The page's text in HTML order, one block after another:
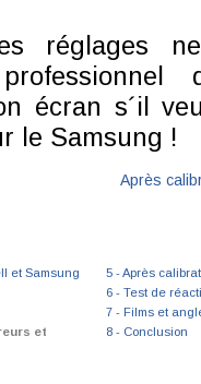
réglages
écran s´il
le Samsung !
Après
et Samsung
et
5 - Après
6 - Test de
7 - Films et
8 - Conclusion